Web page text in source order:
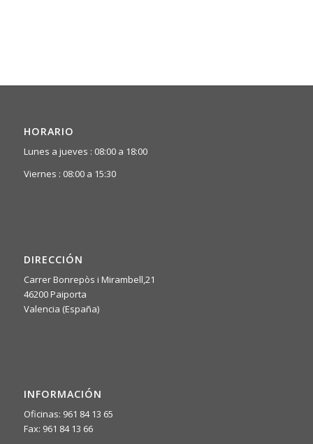
HORARIO
Lunes a jueves : 08:00 a 18:00
Viernes : 08:00 a 15:30
DIRECCIÓN
Carrer Bonrepòs i Mirambell,21
46200 Paiporta
Valencia (España)
INFORMACIÓN
Oficinas: 961 84 13 65
Fax: 961 84 13 66